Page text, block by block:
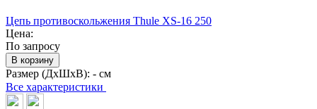
Цепь противоскольжения Thule XS-16 250
Цена:
По запросу
В корзину
Размер (ДхШхВ): - см
Все характеристики